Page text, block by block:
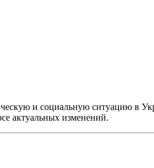
и социальную ситуацию в
актуальных изменений.